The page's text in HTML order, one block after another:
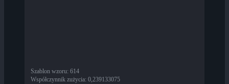
Szablon wzoru: 614
Współczynnik zużycia: 0,239133075